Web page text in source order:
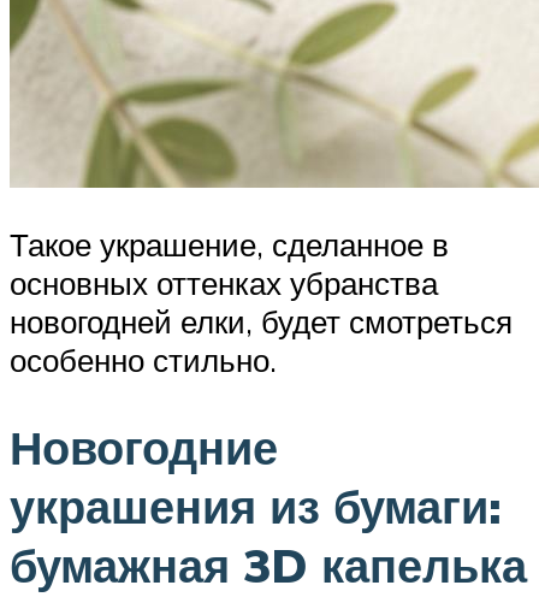
Такое украшение, сделанное в
основных оттенках убранства
новогодней елки, будет смотреться
особенно стильно.
Новогодние
украшения из бумаги:
бумажная 3D капелька